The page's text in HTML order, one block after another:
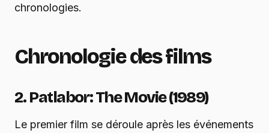
chronologies.
Chronologie des films
2. Patlabor: The Movie (1989)
Le premier film se déroule après les événements